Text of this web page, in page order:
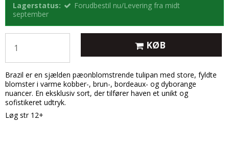
Lagerstatus:
Forudbestil nu/Levering fra midt
september
KØB
Brazil er en sjælden pæonblomstrende tulipan med store, fyldte
blomster i varme kobber-, brun-, bordeaux- og dyborange
nuancer. En eksklusiv sort, der tilfører haven et unikt og
sofistikeret udtryk.
Løg str 12+